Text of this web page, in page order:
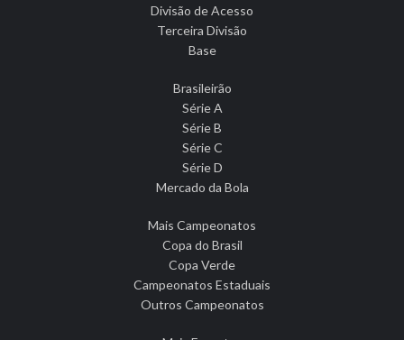
Divisão de Acesso
Terceira Divisão
Base
Brasileirão
Série A
Série B
Série C
Série D
Mercado da Bola
Mais Campeonatos
Copa do Brasil
Copa Verde
Campeonatos Estaduais
Outros Campeonatos